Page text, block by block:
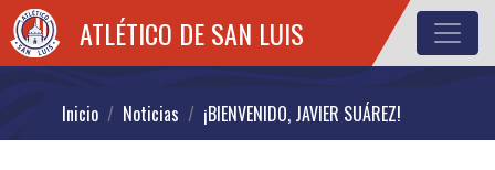
ATLÉTICO DE SAN LUIS
Inicio Noticias ¡BIENVENIDO, JAVIER SUÁREZ!